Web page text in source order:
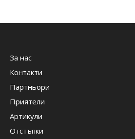
За нас
Контакти
Партньори
Приятели
Артикули
Отстъпки